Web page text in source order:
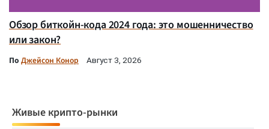
Обзор биткойн-кода 2024 года: это мошенничество
или закон?
По Джейсон Конор Август 3, 2026
Живые крипто-рынки